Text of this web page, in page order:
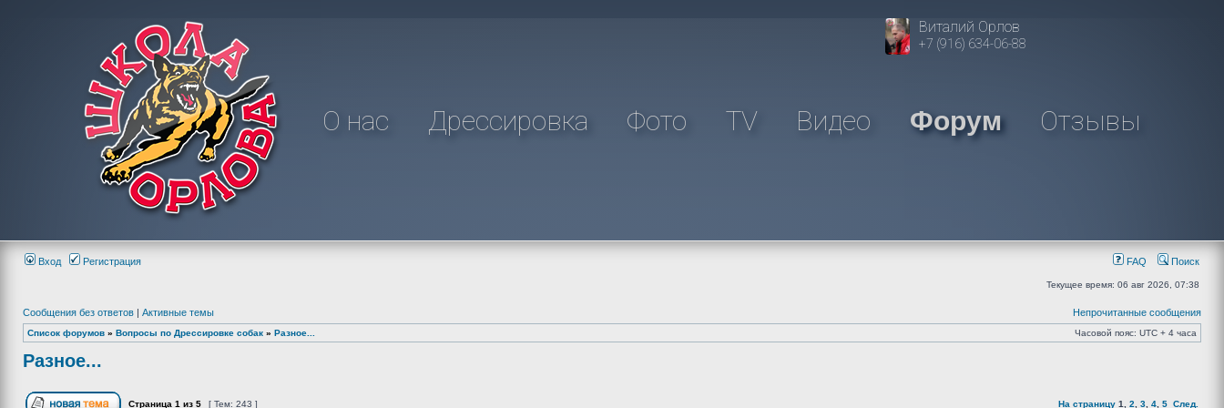
Виталий Орлов
+7 (916) 634-06-88
О нас Дрессировка Фото TV Видео Форум Отзывы
Вход Регистрация FAQ Поиск
Текущее время: 06 авг 2026, 07:38
Сообщения без ответов | Активные темы Непрочитанные сообщения
Список форумов » Вопросы по Дрессировке собак » Разное... Часовой пояс: UTC + 4 часа
Разное...
Страница 1 из 5 [ Тем: 243 ] На страницу 1 2 3 4 5 След.